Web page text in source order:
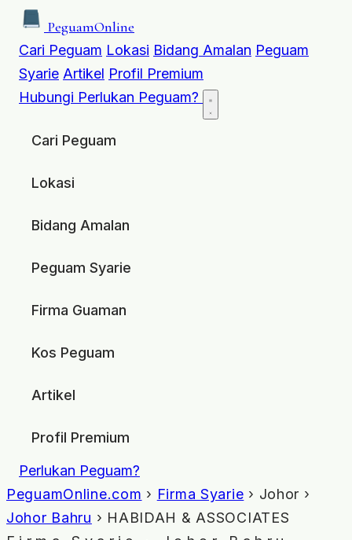
PeguamOnline
Cari Peguam Lokasi Bidang Amalan Peguam
Syarie Artikel Profil Premium
Hubungi Perlukan Peguam?
Cari Peguam
Lokasi
Bidang Amalan
Peguam Syarie
Firma Guaman
Kos Peguam
Artikel
Profil Premium
Perlukan Peguam?
PeguamOnline.com › Firma Syarie › Johor ›
Johor Bahru › HABIDAH & ASSOCIATES